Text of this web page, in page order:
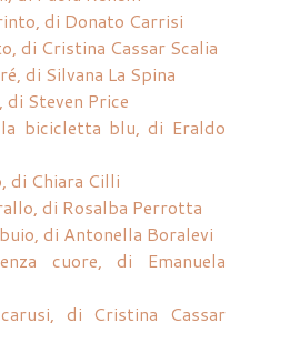
di Donato Carrisi
di Cristina Cassar Scalia
di Silvana La Spina
Steven Price
bicicletta blu, di Eraldo
di Chiara Cilli
di Rosalba Perrotta
di Antonella Boralevi
cuore, di Emanuela
di Cristina Cassar